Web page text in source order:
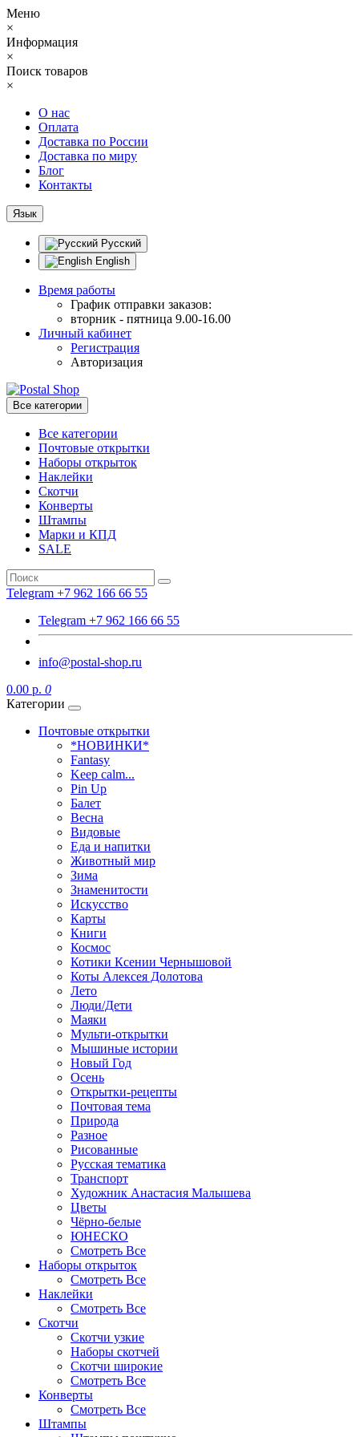
Меню
×
Информация
×
Поиск товаров
×
О нас
Оплата
Доставка по России
Доставка по миру
Блог
Контакты
Язык
Русский
English
Время работы
График отправки заказов:
вторник - пятница 9.00-16.00
Личный кабинет
Регистрация
Авторизация
Все категории
Все категории
Почтовые открытки
Наборы открыток
Наклейки
Скотчи
Конверты
Штампы
Марки и КПД
SALE
Telegram +7 962 166 66 55
Telegram +7 962 166 66 55
info@postal-shop.ru
0.00 р. 0
Категории
Почтовые открытки
*НОВИНКИ*
Fantasy
Keep calm...
Pin Up
Балет
Весна
Видовые
Еда и напитки
Животный мир
Зима
Знаменитости
Искусство
Карты
Книги
Космос
Котики Ксении Чернышовой
Коты Алексея Долотова
Лето
Люди/Дети
Маяки
Мульти-открытки
Мышиные истории
Новый Год
Осень
Открытки-рецепты
Почтовая тема
Природа
Разное
Рисованные
Русская тематика
Транспорт
Художник Анастасия Малышева
Цветы
Чёрно-белые
ЮНЕСКО
Смотреть Все
Наборы открыток
Смотреть Все
Наклейки
Смотреть Все
Скотчи
Скотчи узкие
Наборы скотчей
Скотчи широкие
Смотреть Все
Конверты
Смотреть Все
Штампы